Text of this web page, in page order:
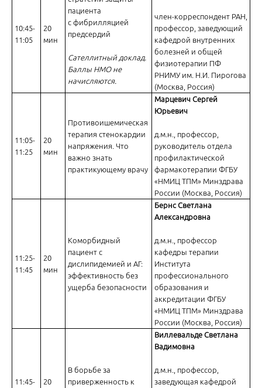
ИПП (рабепразол, омепразол, эзомепразол, пантопразол и т.д.) –
Современные подходы к решению проблемы кашля при
инфекциях, адекватная терапия
COVID-19. От правильного понимания к эффективному лечению
10:45-
11:05
20
мин
пациента
с фибрилляцией
предсердий
Сателлитный доклад.
Баллы НМО не
начисляются.
член-корреспондент РАН,
профессор, заведующий
кафедрой внутренних
болезней и общей
физиотерапии ПФ
РНИМУ им. Н.И. Пирогова
(Москва, Россия)
11:05-
11:25
20
мин
Противоишемическая
терапия стенокардии
напряжения. Что
важно знать
практикующему врачу
Марцевич Сергей
Юрьевич
д.м.н., профессор,
руководитель отдела
профилактической
фармакотерапии ФГБУ
«НМИЦ ТПМ» Минздрава
России (Москва, Россия)
11:25-
11:45
20
мин
Коморбидный
пациент с
дислипидемией и АГ:
эффективность без
ущерба безопасности
Бернс Светлана
Александровна
д.м.н., профессор
кафедры терапии
Института
профессионального
образования и
аккредитации ФГБУ
«НМИЦ ТПМ» Минздрава
России (Москва, Россия)
11:45-
20
В борьбе за
приверженность к
Виллевальде Светлана
Вадимовна
д.м.н., профессор,
заведующая кафедрой